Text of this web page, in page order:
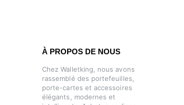
À PROPOS DE NOUS
Chez Walletking, nous avons
rassemblé des portefeuilles,
porte-cartes et accessoires
élégants, modernes et